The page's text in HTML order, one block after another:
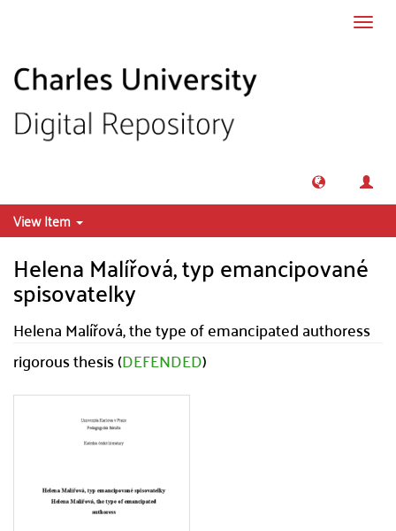
View Item
Helena Malířová, typ emancipované
spisovatelky
Helena Malířová, the type of emancipated authoress
rigorous thesis (DEFENDED)